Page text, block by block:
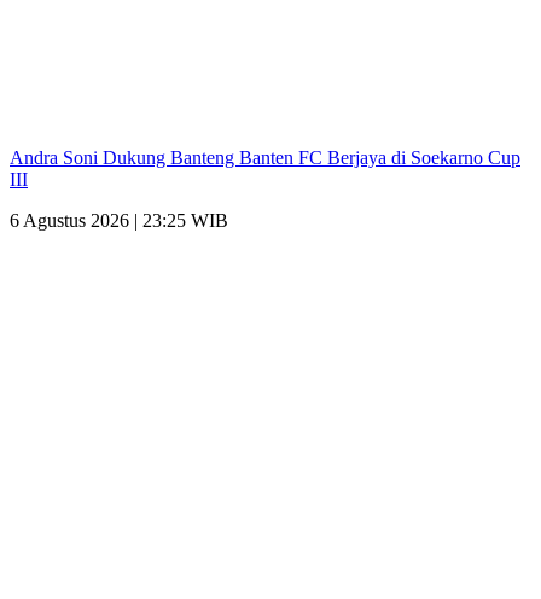
Andra Soni Dukung Banteng Banten FC Berjaya di Soekarno Cup
III
6 Agustus 2026 | 23:25 WIB